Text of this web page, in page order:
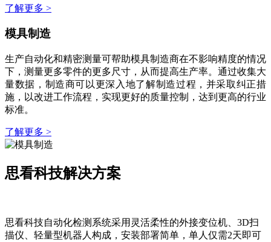
了解更多 >
模具制造
生产自动化和精密测量可帮助模具制造商在不影响精度的情况
下，测量更多零件的更多尺寸，从而提高生产率。通过收集大
量数据，制造商可以更深入地了解制造过程，并采取纠正措
施，以改进工作流程，实现更好的质量控制，达到更高的行业
标准。
了解更多 >
思看科技解决方案
思看科技自动化检测系统采用灵活柔性的外接变位机、3D扫
描仪、轻量型机器人构成，安装部署简单，单人仅需2天即可